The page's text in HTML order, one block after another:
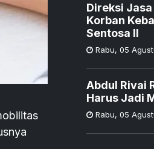
Direksi
Korban Kebakaran KM Mutiara
Sentosa II
Rabu, 05
Abdul Rivai
Harus Jadi
Rabu, 05